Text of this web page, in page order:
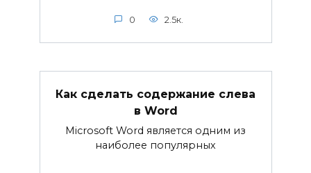
0 2.5к.
Как сделать содержание слева
в Word
Microsoft Word является одним из
наиболее популярных